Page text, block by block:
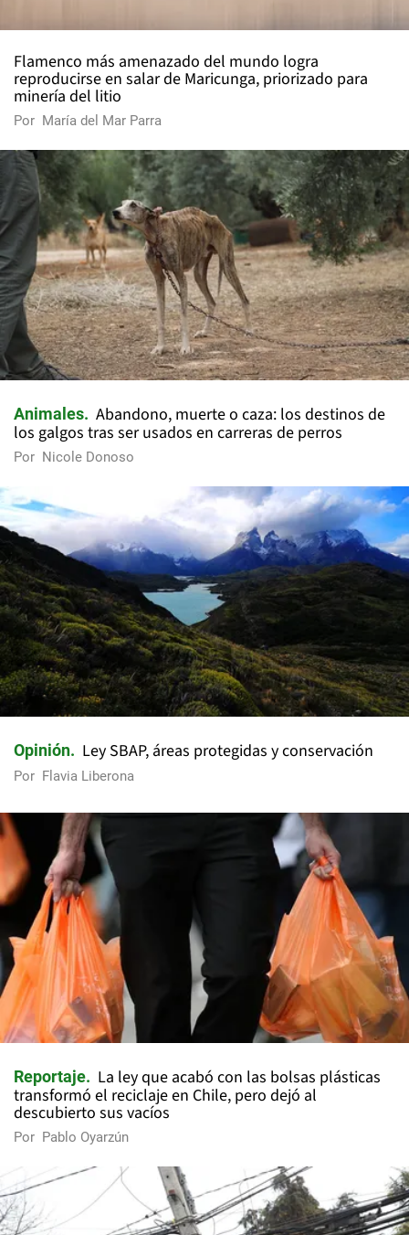
Flamenco más amenazado del mundo logra
reproducirse en salar de Maricunga, priorizado para
minería del litio
Por María del Mar Parra
Animales
Abandono, muerte o caza: los destinos de
los galgos tras ser usados en carreras de perros
Por Nicole Donoso
Opinión Ley SBAP, áreas protegidas y conservación
Por Flavia Liberona
Reportaje
La ley que acabó con las bolsas plásticas
transformó el reciclaje en Chile, pero dejó al
descubierto sus vacíos
Por Pablo Oyarzún